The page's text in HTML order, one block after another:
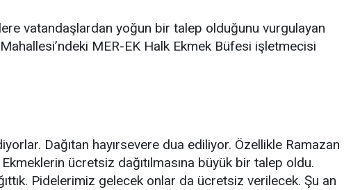
vatandaşlardan yoğun bir talep olduğunu vurgulayan
MER-EK Halk Ekmek Büfesi işletmecisi
Dağıtan hayırsevere dua ediliyor. Özellikle Ramazan
ücretsiz dağıtılmasına büyük bir talep oldu.
Pidelerimiz gelecek onlar da ücretsiz verilecek. Şu an